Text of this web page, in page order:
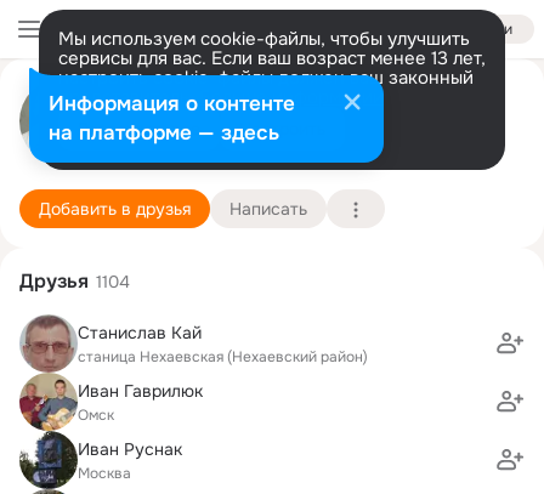
Войти
Мы используем cookie-файлы, чтобы улучшить
сервисы для вас. Если ваш возраст менее 13 лет,
настроить cookie-файлы должен ваш законный
представитель. Больше информации
Разрешить все Настроить
Виктор Дмитриев
Москва 13 мая (67 лет)
Подробнее
Добавить в друзья Написать
Друзья 1104
Станислав Кай
станица Нехаевская (Нехаевский район)
Иван Гаврилюк
Омск
Иван Руснак
Москва
Информация о контенте
на платформе — здесь